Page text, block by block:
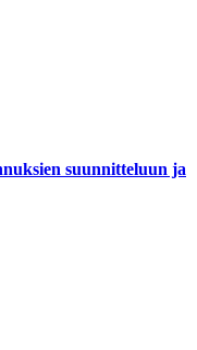
suunnitteluun ja